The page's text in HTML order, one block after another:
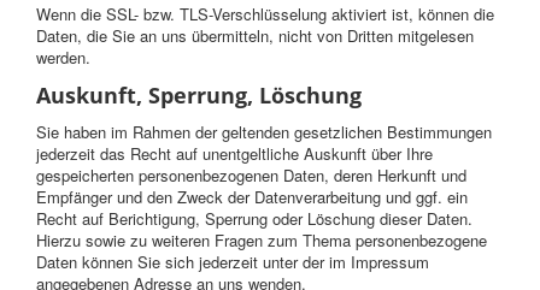
Wenn die SSL- bzw. TLS-Verschlüsselung aktiviert ist, können die
Daten, die Sie an uns übermitteln, nicht von Dritten mitgelesen
werden.
Auskunft, Sperrung, Löschung
Sie haben im Rahmen der geltenden gesetzlichen Bestimmungen
jederzeit das Recht auf unentgeltliche Auskunft über Ihre
gespeicherten personenbezogenen Daten, deren Herkunft und
Empfänger und den Zweck der Datenverarbeitung und ggf. ein
Recht auf Berichtigung, Sperrung oder Löschung dieser Daten.
Hierzu sowie zu weiteren Fragen zum Thema personenbezogene
Daten können Sie sich jederzeit unter der im Impressum
angegebenen Adresse an uns wenden.